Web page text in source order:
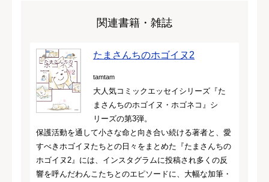
関連書籍・雑誌
たまさんちのホゴイヌ2
tamtam
大人気コミックエッセイシリーズ『た
まさんちのホゴイヌ・ホゴネコ』シ
リーズの第3弾。
保護活動を通して小さな命と向き合い続ける著者と、愛
すべきホゴイヌたちとの日々をまとめた『たまさんちの
ホゴイヌ2』には、インスタグラムに投稿され多くの反
響を呼んだわんこたちとのエピソードに、大幅な加筆・